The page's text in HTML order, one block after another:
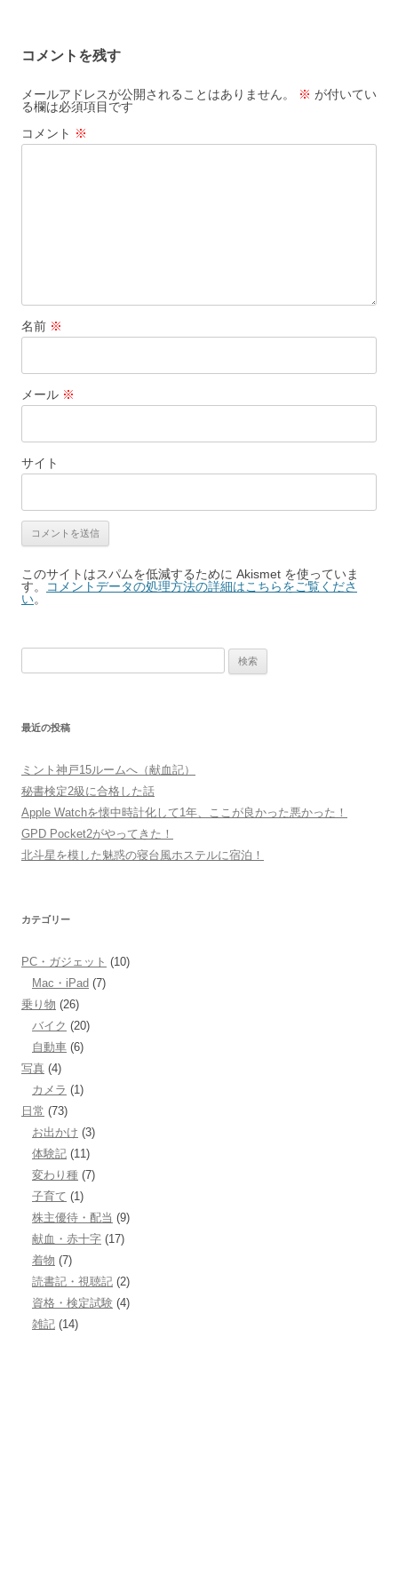
ー
シ
ョ
ン
コメントを残す
メールアドレスが公開されることはありません。 ※ が付いてい
る欄は必須項目です
コメント ※
名前 ※
メール ※
サイト
このサイトはスパムを低減するために Akismet を使っていま
す。
コメントデータの処理方法の詳細はこちらをご覧くださ
い。
最近の投稿
ミント神戸15ルームへ（献血記）
秘書検定2級に合格した話
Apple Watchを懐中時計化して1年、ここが良かった悪かった！
GPD Pocket2がやってきた！
北斗星を模した魅惑の寝台風ホステルに宿泊！
カテゴリー
PC・ガジェット (10)
Mac・iPad (7)
乗り物 (26)
バイク (20)
自動車 (6)
写真 (4)
カメラ (1)
日常 (73)
お出かけ (3)
体験記 (11)
変わり種 (7)
子育て (1)
株主優待・配当 (9)
献血・赤十字 (17)
着物 (7)
読書記・視聴記 (2)
資格・検定試験 (4)
雑記 (14)